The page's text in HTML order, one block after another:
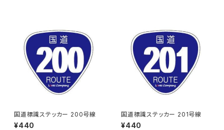
国道標識ステッカー 200号線
¥440
国道標識ステッカー 201号線
¥440